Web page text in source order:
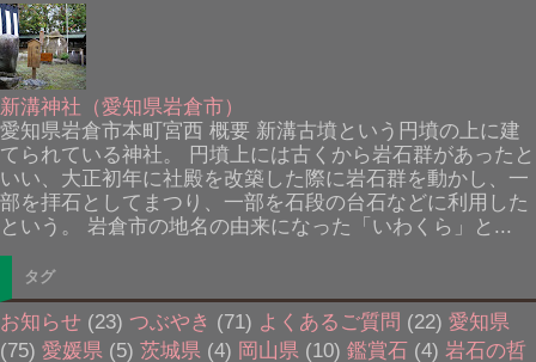
新溝神社（愛知県岩倉市）
愛知県岩倉市本町宮西 概要 新溝古墳という円墳の上に建
てられている神社。 円墳上には古くから岩石群があったと
いい、大正初年に社殿を改築した際に岩石群を動かし、一
部を拝石としてまつり、一部を石段の台石などに利用した
という。 岩倉市の地名の由来になった「いわくら」と...
タグ
お知らせ (23) つぶやき (71) よくあるご質問 (22) 愛知県
(75) 愛媛県 (5) 茨城県 (4) 岡山県 (10) 鑑賞石 (4) 岩石の哲